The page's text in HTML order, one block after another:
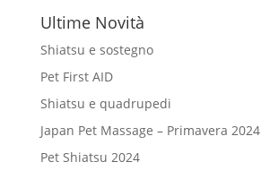
Ultime Novità
Shiatsu e sostegno
Pet First AID
Shiatsu e quadrupedi
Japan Pet Massage – Primavera 2024
Pet Shiatsu 2024